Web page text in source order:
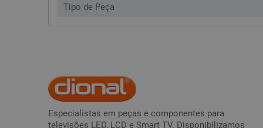
Tipo de Peça
Especialistas em peças e componentes para
televisões LED, LCD e Smart TV. Disponibilizamos